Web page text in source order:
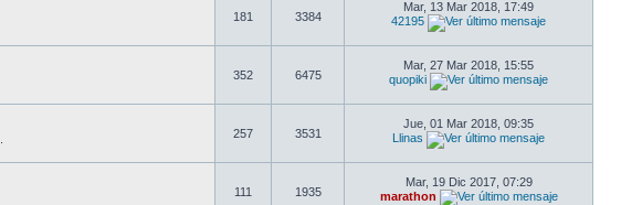
181 3384
Mar, 13 Mar 2018, 17:49
42195
352 6475
Mar, 27 Mar 2018, 15:55
quopiki
257 3531
Jue, 01 Mar 2018, 09:35
Llinas
111 1935
Mar, 19 Dic 2017, 07:29
marathon